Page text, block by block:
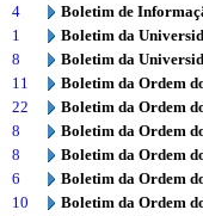
4
Boletim de
1
Boletim da
8
Boletim da
11
Boletim da Ordem
22
Boletim da Ordem
8
Boletim da Ordem
8
Boletim da Ordem
6
Boletim da Ordem
10
Boletim da Ordem